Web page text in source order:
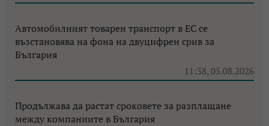
Автомобилният товарен транспорт в ЕС се
възстановява на фона на двуцифрен срив за
България
11:38, 05.08.2026
Продължава да растат сроковете за разплащане
между компаниите в България